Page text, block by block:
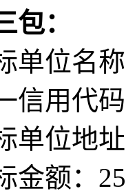
包：
单位名称
信用代码
单位地
金额：